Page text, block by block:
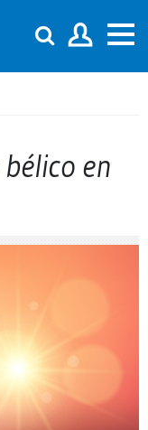
en